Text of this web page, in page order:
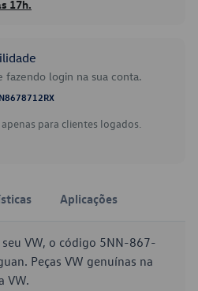
17h.
fazendo login na sua conta.
para clientes logados.
Aplicações
VW, o código 5NN-867-
Peças VW genuínas na
VW.